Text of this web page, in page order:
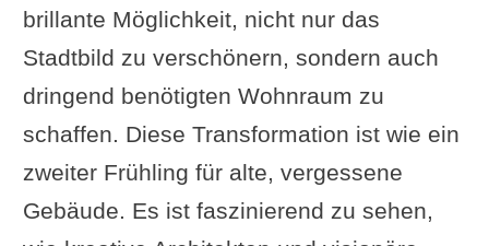
brillante Möglichkeit, nicht nur das
Stadtbild zu verschönern, sondern auch
dringend benötigten Wohnraum zu
schaffen. Diese Transformation ist wie ein
zweiter Frühling für alte, vergessene
Gebäude. Es ist faszinierend zu sehen,